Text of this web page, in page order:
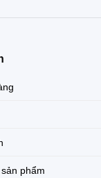
phẩm